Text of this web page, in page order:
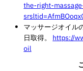
the-right-
マッサージオイル
日取得。 https://
oil